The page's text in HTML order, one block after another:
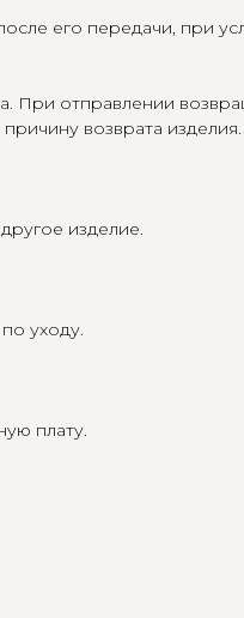
его передачи, при
При отправлении
возврата изделия.
изделие.
уходу.
плату.